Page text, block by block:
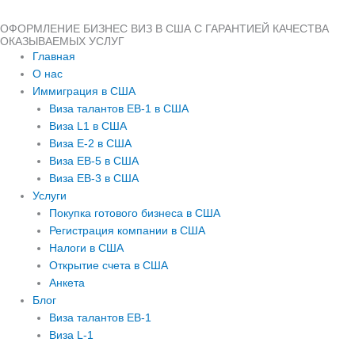
ОФОРМЛЕНИЕ БИЗНЕС ВИЗ В США С ГАРАНТИЕЙ КАЧЕСТВА
ОКАЗЫВАЕМЫХ УСЛУГ
Главная
О нас
Иммиграция в США
Виза талантов EB-1 в США
Виза L1 в США
Виза E-2 в США
Виза EB-5 в США
Виза EB-3 в США
Услуги
Покупка готового бизнеса в США
Регистрация компании в США
Налоги в США
Открытие счета в США
Анкета
Блог
Виза талантов EB-1
Виза L-1